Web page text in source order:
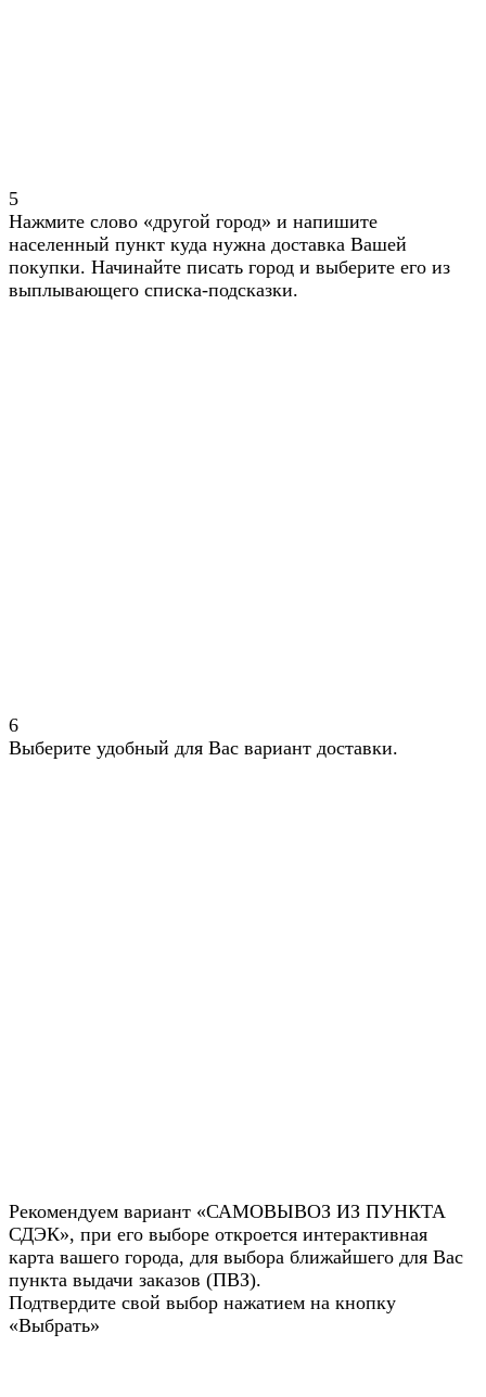
5
Нажмите слово «другой город» и напишите
населенный пункт куда нужна доставка Вашей
покупки. Начинайте писать город и выберите его из
выплывающего списка-подсказки.
6
Выберите удобный для Вас вариант доставки.
Рекомендуем вариант «САМОВЫВОЗ ИЗ ПУНКТА
СДЭК», при его выборе откроется интерактивная
карта вашего города, для выбора ближайшего для Вас
пункта выдачи заказов (ПВЗ).
Подтвердите свой выбор нажатием на кнопку
«Выбрать»